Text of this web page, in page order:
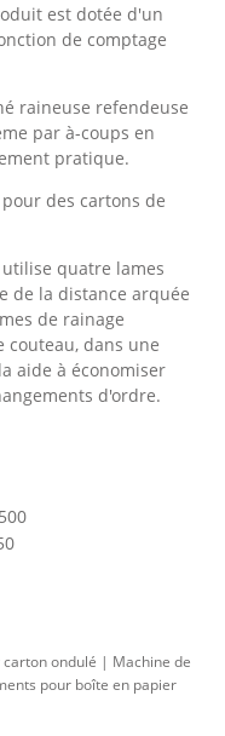
est dotée d'un
de comptage
raineuse refendeuse
par à-coups en
pratique.
des cartons de
quatre lames
de la distance arquée
de rainage
couteau, dans une
aide à économiser
d'ordre.
ondulé | Machine de
pour boîte en papier